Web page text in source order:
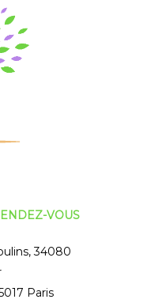
VOUS
34080
Paris